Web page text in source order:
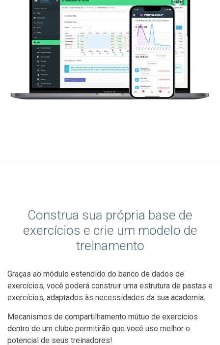
Construa sua própria base de
exercícios e crie um modelo de
treinamento
Graças ao módulo estendido do banco de dados de
exercícios, você poderá construir uma estrutura de pastas e
exercícios, adaptados às necessidades da sua academia.
Mecanismos de compartilhamento mútuo de exercícios
dentro de um clube permitirão que você use melhor o
potencial de seus treinadores!